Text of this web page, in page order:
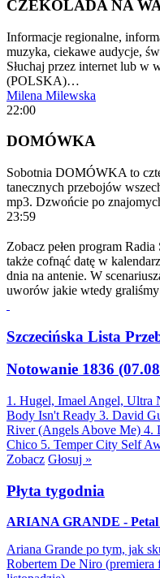
CZEKOLADA NA
Informacje regionalne,
muzyka, ciekawe audycje,
Słuchaj przez internet lub w
(POLSKA)…
Milena Milewska
22:00
DOMÓWKA
Sobotnia DOMÓWKA to
tanecznych przebojów
mp3. Dzwońcie po
23:59
Zobacz pełen program
także cofnąć datę w
dnia na antenie. W
uworów jakie wtedy
Szczecińska Lista
Notowanie 1836
1. Hugel, Imael Angel, Ultra
Body Isn't Ready 3. David
River (Angels Above Me) 4.
Chico 5. Temper City Self
Zobacz Głosuj »
Płyta tygodnia
ARIANA GRANDE - Petal
Ariana Grande po tym, jak
Robertem De Niro